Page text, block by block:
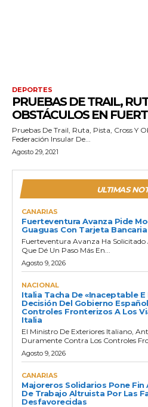
DEPORTES
PRUEBAS DE TRAIL,
OBSTÁCULOS EN
Pruebas De Trail, Ruta, Pista, Cross Y
Federación Insular De...
Agosto 29, 2021
ULTIMAS
CANARIAS
Fuerteventura Avanza Pide
Guaguas Con Tarjeta Bancaria
Fuerteventura Avanza Ha
Que Dé Un Paso Más En...
Agosto 9, 2026
NACIONAL
Italia Tacha De «inaceptable
Decisión Del Gobierno
Controles Fronterizos A Los
Italia
El Ministro De Exteriores Italiano,
Duramente Contra Los Controles
Agosto 9, 2026
CANARIAS
Majoreros Solidarios Pone Fin
De Trabajo Altruista Por Las
Desfavorecidas